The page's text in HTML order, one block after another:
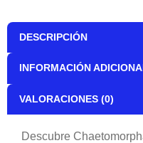
-
Blau
DESCRIPCIÓN
INFORMACIÓN
VALORACIONES (0)
Descubre